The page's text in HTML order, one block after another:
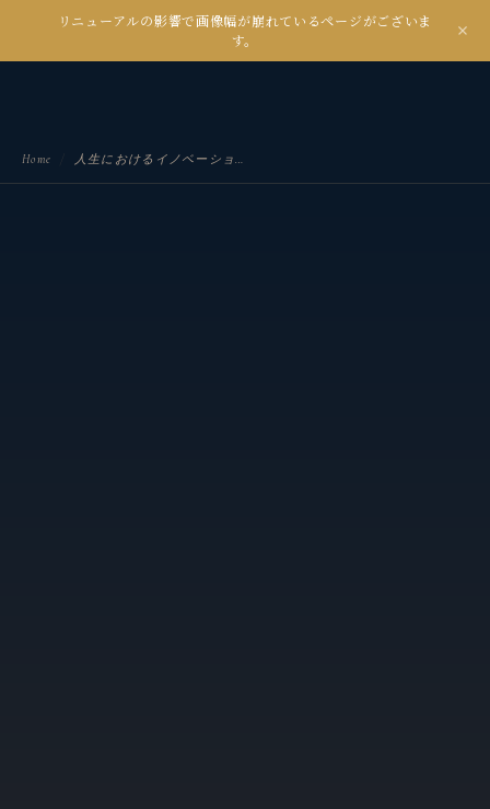
リニューアルの影響で画像幅が崩れているページがございま
す。
kanseian
Home 人生におけるイノベーションとは？